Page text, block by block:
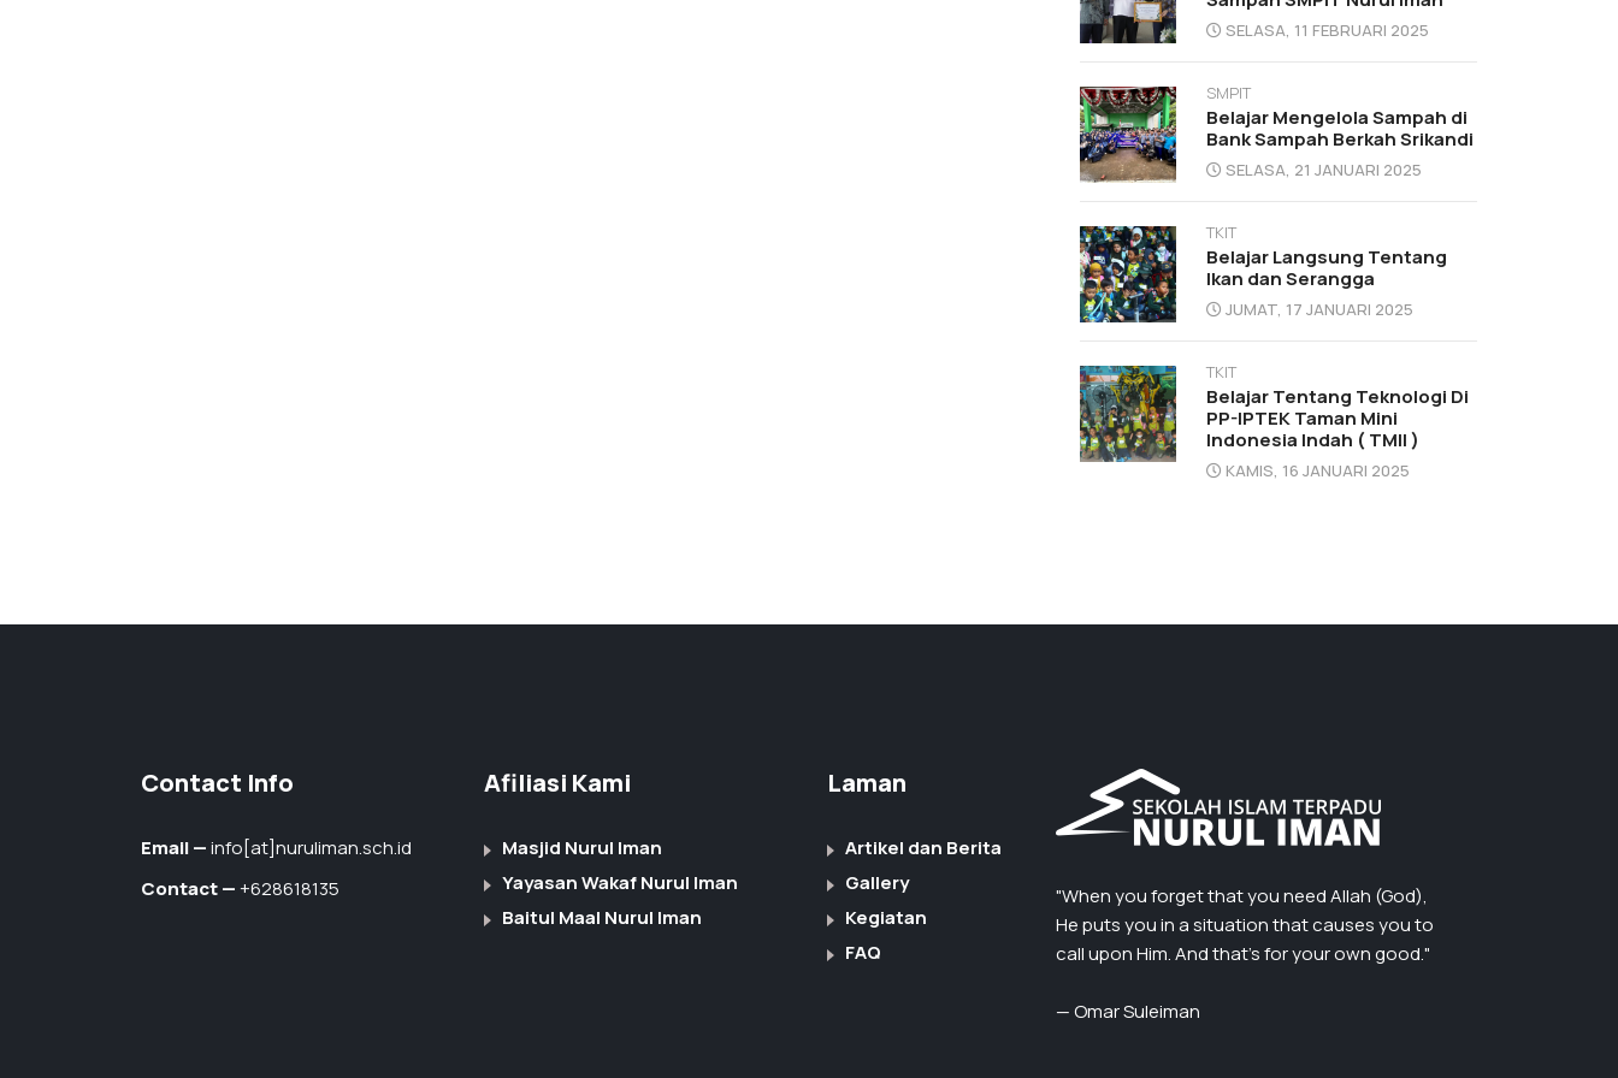
SELASA, 11 FEBRUARI 2025
SMPIT
Belajar Mengelola Sampah di
Bank Sampah Berkah Srikandi
SELASA, 21 JANUARI 2025
TKIT
Belajar Langsung Tentang
Ikan dan Serangga
JUMAT, 17 JANUARI 2025
TKIT
Belajar Tentang Teknologi Di
PP-IPTEK Taman Mini
Indonesia Indah ( TMII )
KAMIS, 16 JANUARI 2025
Contact Info
Email —info[at]nuruliman.sch.id
Contact —+628618135
Afiliasi Kami
Masjid Nurul Iman
Yayasan Wakaf Nurul Iman
Baitul Maal Nurul Iman
Laman
Artikel dan Berita
Gallery
Kegiatan
FAQ
"When you forget that you need Allah (God),
He puts you in a situation that causes you to
call upon Him. And that’s for your own good."
— Omar Suleiman